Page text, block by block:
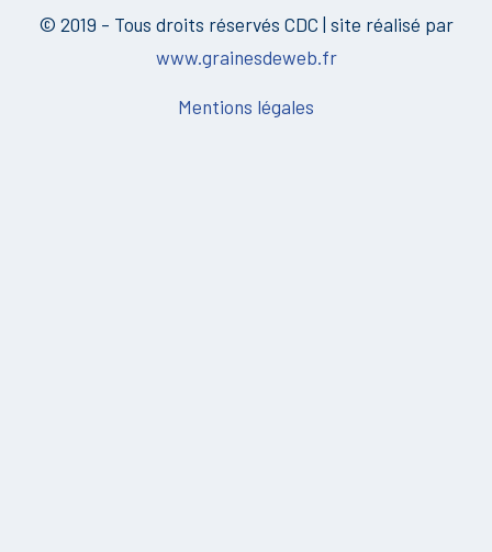
© 2019 - Tous droits réservés CDC | site réalisé par
www.grainesdeweb.fr
Mentions légales